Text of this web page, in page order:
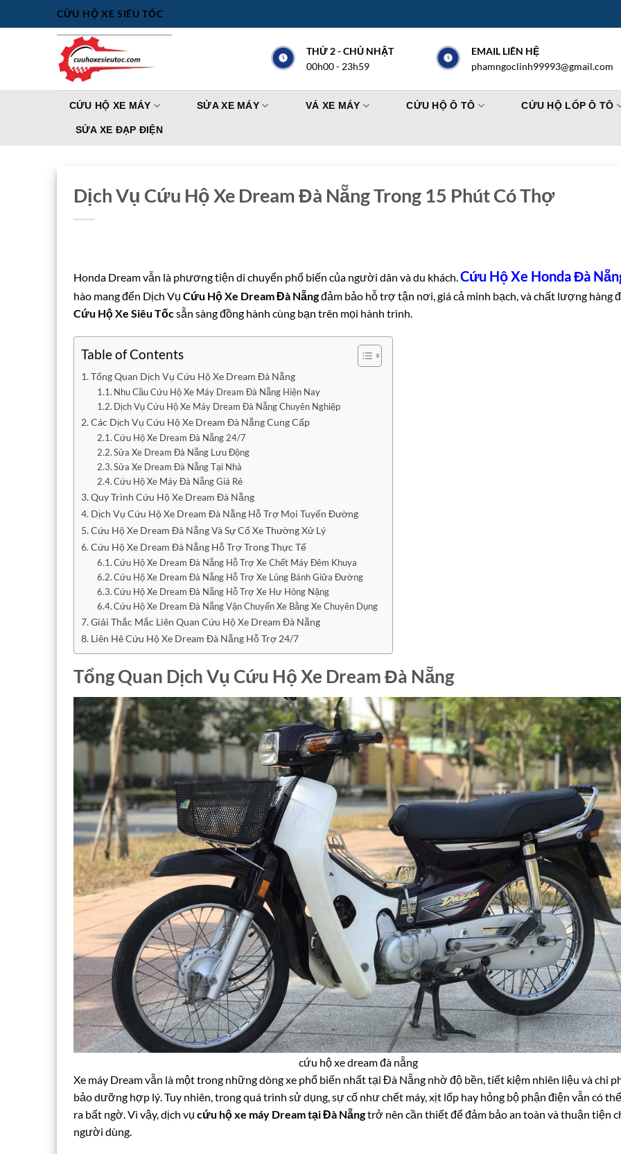
qua
CỨU HỘ XE SIÊU TỐC
THỨ 2 - CHỦ NHẬT
00h00 - 23h59
EMAIL LIÊN HỆ
phamngoclinh99993@gmail.com
CỨU HỘ XE MÁY SỬA XE MÁY VÁ XE MÁY CỨU HỘ Ô TÔ CỨU HỘ LỐP Ô TÔ
SỬA XE ĐẠP ĐIỆN
Dịch Vụ Cứu Hộ Xe Dream Đà Nẵng Trong 15 Phút Có Thợ
Honda Dream vẫn là phương tiện di chuyển phổ biến của người dân và du khách.Cứu Hộ Xe Honda Đà
hào mang đến Dịch Vụ Cứu Hộ Xe Dream Đà Nẵngđảm bảo hỗ trợ tận nơi, giá cả minh bạch, và chất lượng hàng
Cứu Hộ Xe Siêu Tốcsẵn sàng đồng hành cùng bạn trên mọi hành trình.
Table of Contents
Tổng Quan Dịch Vụ Cứu Hộ Xe Dream Đà Nẵng
Nhu Cầu Cứu Hộ Xe Máy Dream Đà Nẵng Hiện Nay
Dịch Vụ Cứu Hộ Xe Máy Dream Đà Nẵng Chuyên Nghiệp
Các Dịch Vụ Cứu Hộ Xe Dream Đà Nẵng Cung Cấp
Cứu Hộ Xe Dream Đà Nẵng 24/7
Sửa Xe Dream Đà Nẵng Lưu Động
Sửa Xe Dream Đà Nẵng Tại Nhà
Cứu Hộ Xe Máy Đà Nẵng Giá Rẻ
Quy Trình Cứu Hộ Xe Dream Đà Nẵng
Dịch Vụ Cứu Hộ Xe Dream Đà Nẵng Hỗ Trợ Mọi Tuyến Đường
Cứu Hộ Xe Dream Đà Nẵng Và Sự Cố Xe Thường Xử Lý
Cứu Hộ Xe Dream Đà Nẵng Hỗ Trợ Trong Thực Tế
Cứu Hộ Xe Dream Đà Nẵng Hỗ Trợ Xe Chết Máy Đêm Khuya
Cứu Hộ Xe Dream Đà Nẵng Hỗ Trợ Xe Lủng Bánh Giữa Đường
Cứu Hộ Xe Dream Đà Nẵng Hỗ Trợ Xe Hư Hỏng Nặng
Cứu Hộ Xe Dream Đà Nẵng Vận Chuyển Xe Bằng Xe Chuyên Dụng
Giải Thắc Mắc Liên Quan Cứu Hộ Xe Dream Đà Nẵng
Liên Hê Cứu Hộ Xe Dream Đà Nẵng Hỗ Trợ 24/7
Tổng Quan Dịch Vụ Cứu Hộ Xe Dream Đà Nẵng
cứu hộ xe dream đà nẵng
Xe máy Dream vẫn là một trong những dòng xe phổ biến nhất tại Đà Nẵng nhờ độ bền, tiết kiệm nhiên liệu và chi
bảo dưỡng hợp lý. Tuy nhiên, trong quá trình sử dụng, sự cố như chết máy, xịt lốp hay hỏng bộ phận điện vẫn có
ra bất ngờ. Vì vậy, dịch vụ cứu hộ xe máy Dream tại Đà Nẵngtrở nên cần thiết để đảm bảo an toàn và thuận tiện
người dùng.